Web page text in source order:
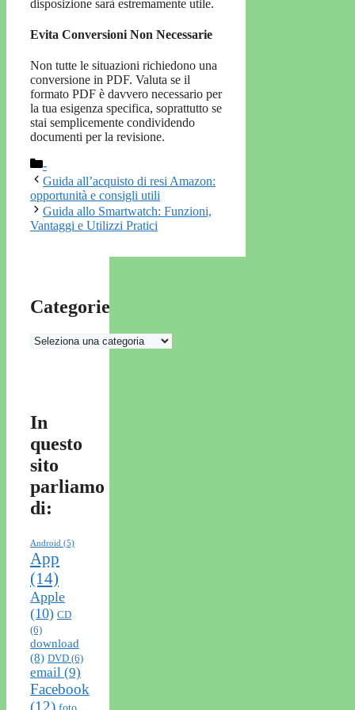
disposizione sarà estremamente utile.
Evita Conversioni Non Necessarie
Non tutte le situazioni richiedono una
conversione in PDF. Valuta se il
formato PDF è davvero necessario per
la tua esigenza specifica, soprattutto se
stai semplicemente condividendo
documenti per la revisione.
Categorie
-
Guida all’acquisto di resi Amazon:
opportunità e consigli utili
Guida allo Smartwatch: Funzioni,
Vantaggi e Utilizzi Pratici
Categorie
Categorie
In
questo
sito
parliamo
di:
Android (5)
App
(14)
Apple
(10) CD
(6)
download
(8) DVD (6)
email (9)
Facebook
(12)